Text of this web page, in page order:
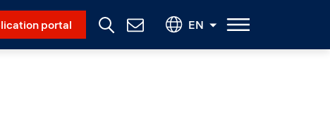
portal
Contact
Us
EN